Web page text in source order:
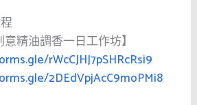
意精油調香一日工作坊】
rWcCJHJ7pSHRcRsi9
2DEdVpjAcC9moPMi8